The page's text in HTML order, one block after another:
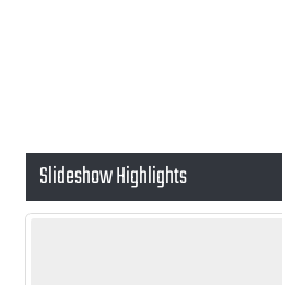
Slideshow Highlights